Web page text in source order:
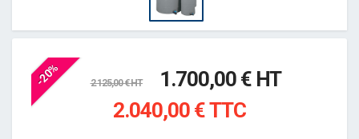
-20% 2.125,00 € HT
1.700,00 € HT
2.040,00 € TTC